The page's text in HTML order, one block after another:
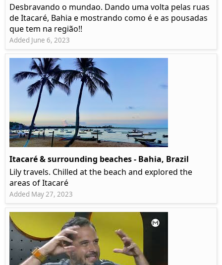
Desbravando o mundao. Dando uma volta pelas ruas
de Itacaré, Bahia e mostrando como é e as pousadas
que tem na região!!
Added June 6, 2023
Itacaré & surrounding beaches - Bahia, Brazil
Lily travels. Chilled at the beach and explored the
areas of Itacaré
Added May 27, 2023